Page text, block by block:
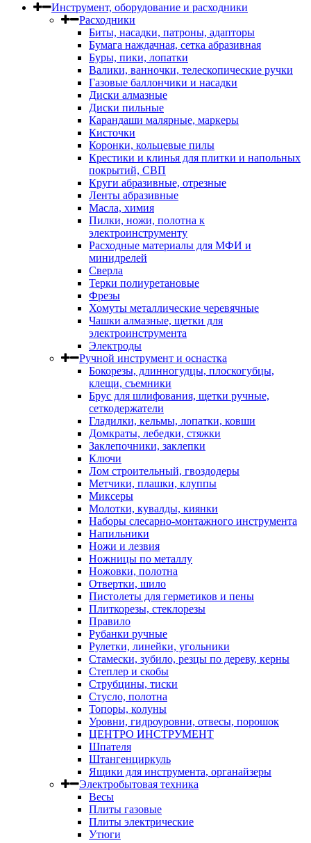
Инструмент, оборудование и расходники
Расходники
Биты, насадки, патроны, адапторы
Бумага наждачная, сетка абразивная
Буры, пики, лопатки
Валики, ванночки, телескопические ручки
Газовые баллончики и насадки
Диски алмазные
Диски пильные
Карандаши малярные, маркеры
Кисточки
Коронки, кольцевые пилы
Крестики и клинья для плитки и напольных
покрытий, СВП
Круги абразивные, отрезные
Ленты абразивные
Масла, химия
Пилки, ножи, полотна к
электроинструменту
Расходные материалы для МФИ и
минидрелей
Сверла
Терки полиуретановые
Фрезы
Хомуты металлические черевячные
Чашки алмазные, щетки для
электроинструмента
Электроды
Ручной инструмент и оснастка
Бокорезы, длинногудцы, плоскогубцы,
клещи, съемники
Брус для шлифования, щетки ручные,
сеткодержатели
Гладилки, кельмы, лопатки, ковши
Домкраты, лебедки, стяжки
Заклепочники, заклепки
Ключи
Лом строительный, гвоздодеры
Метчики, плашки, клуппы
Миксеры
Молотки, кувалды, киянки
Наборы слесарно-монтажного инструмента
Напильники
Ножи и лезвия
Ножницы по металлу
Ножовки, полотна
Отвертки, шило
Пистолеты для герметиков и пены
Плиткорезы, стеклорезы
Правило
Рубанки ручные
Рулетки, линейки, угольники
Стамески, зубило, резцы по дереву, керны
Степлер и скобы
Струбцины, тиски
Стусло, полотна
Топоры, колуны
Уровни, гидроуровни, отвесы, порошок
ЦЕНТРО ИНСТРУМЕНТ
Шпателя
Штангенциркуль
Ящики для инструмента, органайзеры
Электробытовая техника
Весы
Плиты газовые
Плиты электрические
Утюги